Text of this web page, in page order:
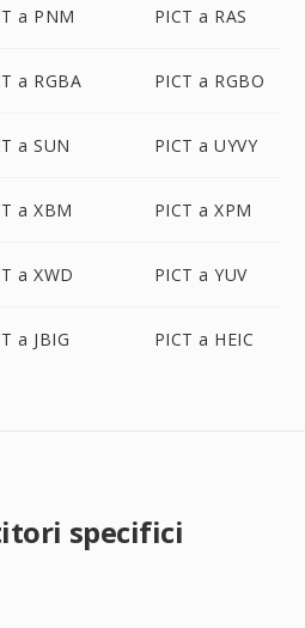
a PNM PICT a RAS
a RGBA PICT a RGBO
a SUN PICT a UYVY
a XBM PICT a XPM
a XWD PICT a YUV
a JBIG PICT a HEIC
specifici